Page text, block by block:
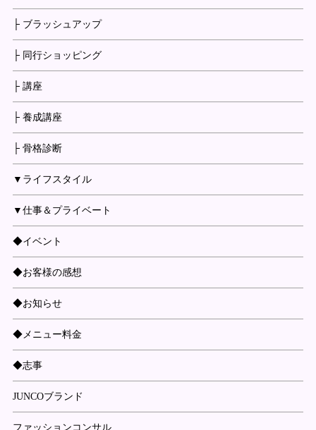
├ ブラッシュアップ
├ 同行ショッピング
├ 講座
├ 養成講座
├ 骨格診断
▼ライフスタイル
▼仕事＆プライベート
◆イベント
◆お客様の感想
◆お知らせ
◆メニュー料金
◆志事
JUNCOブランド
ファッションコンサル